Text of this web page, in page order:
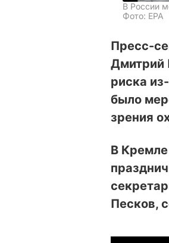
В России
Фото: EPA
Пресс-
Дмитрий
риска
было
зрения
В
Песков,